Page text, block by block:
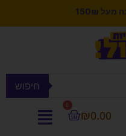
חיפוש
₪0.00
0